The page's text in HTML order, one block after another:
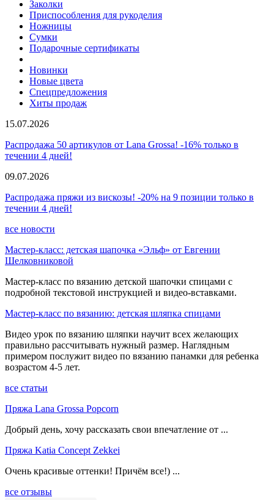
Заколки
Приспособления для рукоделия
Ножницы
Сумки
Подарочные сертификаты
Новинки
Новые цвета
Спецпредложения
Хиты продаж
15.07.2026
Распродажа 50 артикулов от Lana Grossa! -16% только в
течении 4 дней!
09.07.2026
Распродажа пряжи из вискозы! -20% на 9 позиции только в
течении 4 дней!
все новости
Мастер-класс: детская шапочка «Эльф» от Евгении
Шелковниковой
Мастер-класс по вязанию детской шапочки спицами с
подробной текстовой инструкцией и видео-вставками.
Мастер-класс по вязанию: детская шляпка спицами
Видео урок по вязанию шляпки научит всех желающих
правильно рассчитывать нужный размер. Наглядным
примером послужит видео по вязанию панамки для ребенка
возрастом 4-5 лет.
все статьи
Пряжа Lana Grossa Popcorn
Добрый день, хочу рассказать свои впечатление от ...
Пряжа Katia Concept Zekkei
Очень красивые оттенки! Причём все!) ...
все отзывы